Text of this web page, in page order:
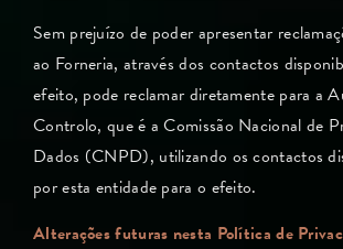
Sem prejuízo de poder apresentar
ao Forneria, através dos contactos
efeito, pode reclamar diretamente para a
Controlo, que é a Comissão Nacional de
Dados (CNPD), utilizando os contactos
por esta entidade para o efeito.
Alterações futuras nesta Política de